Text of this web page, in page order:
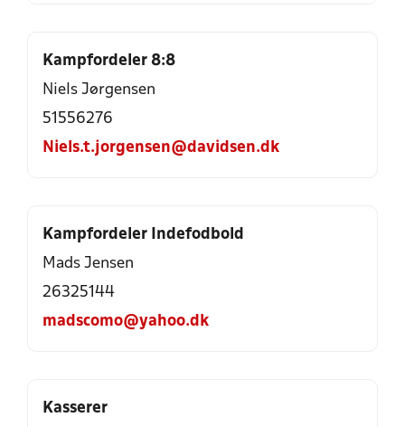
Kampfordeler 8:8
Niels Jørgensen
51556276
Niels.t.jorgensen@davidsen.dk
Kampfordeler Indefodbold
Mads Jensen
26325144
madscomo@yahoo.dk
Kasserer